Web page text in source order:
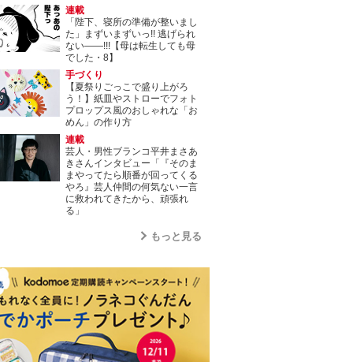
連載
「陛下、寝所の準備が整いまし
た」まずいまずいっ!! 逃げられ
ない――!!!【母は転生しても母
でした・8】
手づくり
【夏祭りごっこで盛り上がろ
う！】紙皿やストローでフォト
プロップス風のおしゃれな「お
めん」の作り方
連載
芸人・男性ブランコ平井まさあ
きさんインタビュー「『そのま
まやってたら順番が回ってくる
やろ』芸人仲間の何気ない一言
に救われてきたから、頑張れ
る」
もっと見る